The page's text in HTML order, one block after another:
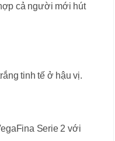
cả người mới hút
tinh tế ở hậu vị.
Serie 2 với